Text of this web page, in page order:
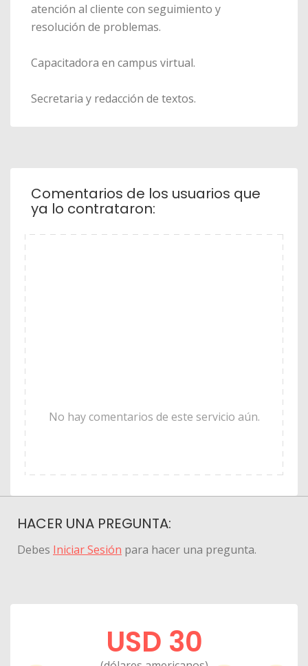
atención al cliente con seguimiento y
resolución de problemas.
Capacitadora en campus virtual.
Secretaria y redacción de textos.
Comentarios de los usuarios que
ya lo contrataron:
No hay comentarios de este servicio aún.
HACER UNA PREGUNTA:
Debes Iniciar Sesión para hacer una pregunta.
USD 30